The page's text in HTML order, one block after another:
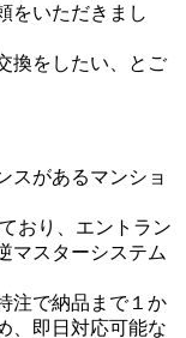
をいただきまし
換をしたい、とご
スがあるマンショ
おり、エントラン
マスターシステム
注で納品まで１か
、即日対応可能な